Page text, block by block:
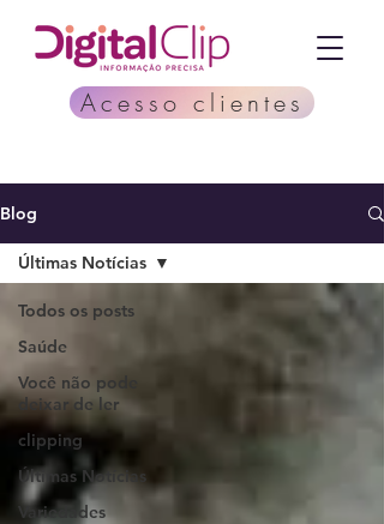
Acesso clientes
Blog
Todos os posts
Saúde
Você não pode
deixar de ler
clipping
Últimas Notícias
Variedades
Últimas Notícias